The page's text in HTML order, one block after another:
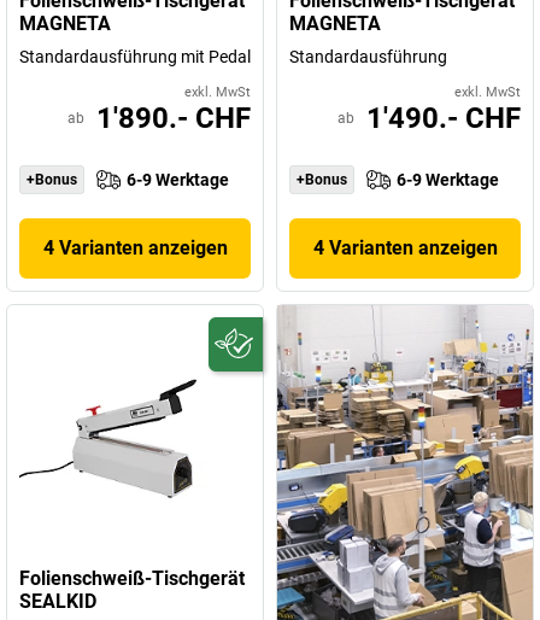
MAGNETA
Standardausführung mit Pedal
exkl. MwSt
ab 1'890.- CHF
+Bonus 6-9 Werktage
4 Varianten anzeigen
MAGNETA
Standardausführung
exkl. MwSt
ab 1'490.- CHF
+Bonus 6-9 Werktage
4 Varianten anzeigen
Folienschweiß-Tischgerät
SEALKID